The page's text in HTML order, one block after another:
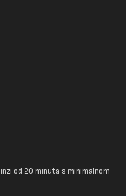
od 20 minuta s minimalnom